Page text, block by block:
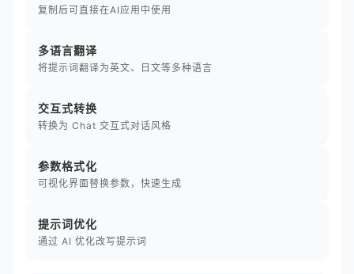
复制后可直接在AI应用中使用
多语言翻译
将提示词翻译为英文、日文等多种语言
交互式转换
转换为 Chat 交互式对话风格
参数格式化
可视化界面替换参数，快速生成
提示词优化
通过 AI 优化改写提示词